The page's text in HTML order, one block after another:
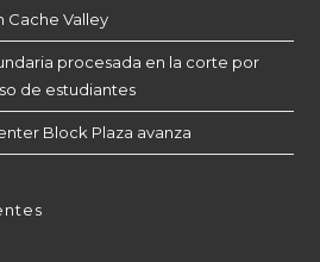
Cache Valley
procesada en la corte por
de estudiantes
Block Plaza avanza